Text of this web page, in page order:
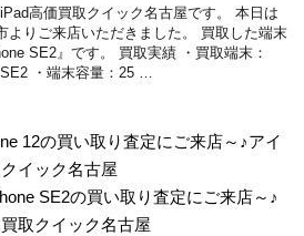
高価買取クイック名古屋です。 本日は
よりご来店いただきました。 買取した端末
SE2』です。 買取実績 ・買取端末：
・端末容量：25 …
12の買い取り査定にご来店～♪アイ
イック名古屋
SE2の買い取り査定にご来店～♪
取クイック名古屋